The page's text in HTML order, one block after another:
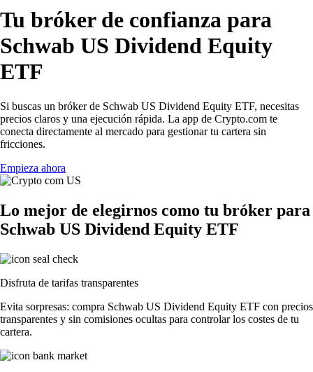
Tu bróker de confianza para
Schwab US Dividend Equity
ETF
Si buscas un bróker de Schwab US Dividend Equity ETF, necesitas
precios claros y una ejecución rápida. La app de Crypto.com te
conecta directamente al mercado para gestionar tu cartera sin
fricciones.
Empieza ahora
Lo mejor de elegirnos como tu bróker para
Schwab US Dividend Equity ETF
Disfruta de tarifas transparentes
Evita sorpresas: compra Schwab US Dividend Equity ETF con precios
transparentes y sin comisiones ocultas para controlar los costes de tu
cartera.